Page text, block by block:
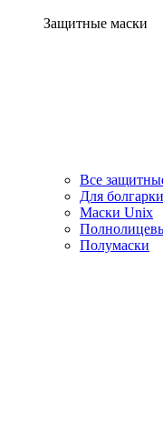
Защитные маски
Все
Для болгарки
Маски Unix
Полумаски